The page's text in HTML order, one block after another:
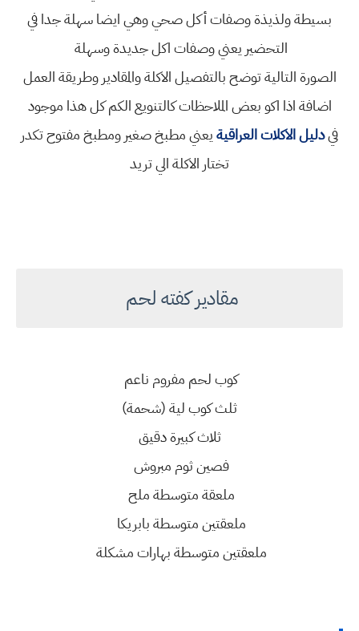
بسيطة ولذيذةوصفات أكل صحيوهي ايضا سهلة جدا في
التحضير يعنيوصفات اكل جديدة وسهلة
الصورة التالية توضح بالتفصيل الاكلة والمقادير وطريقة العمل
اضافة اذا اكو بعض الملاحظات كالتنويع الكم كل هذا موجود
فيدليل الاكلات العراقيةيعنيمطبخ صغير ومطبخ مفتوح تكدر
تختار الاكلة الي تريد
مقادير كفته لحم
كوب لحم مفروم ناعم
ثلث كوب لية (شحمة)
ثلاث كبيرة دقيق
فصين ثوم مبروش
ملعقة متوسطة ملح
ملعقتين متوسطة بابريكا
ملعقتين متوسطة بهارات مشكلة